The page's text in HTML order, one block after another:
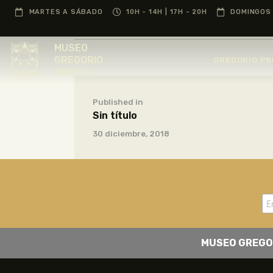
MARTES A SÁBADO 10H - 14H | 17H - 20H
MUSEO
Published in
Sin título
30 diciembre, 2018
MUSEO